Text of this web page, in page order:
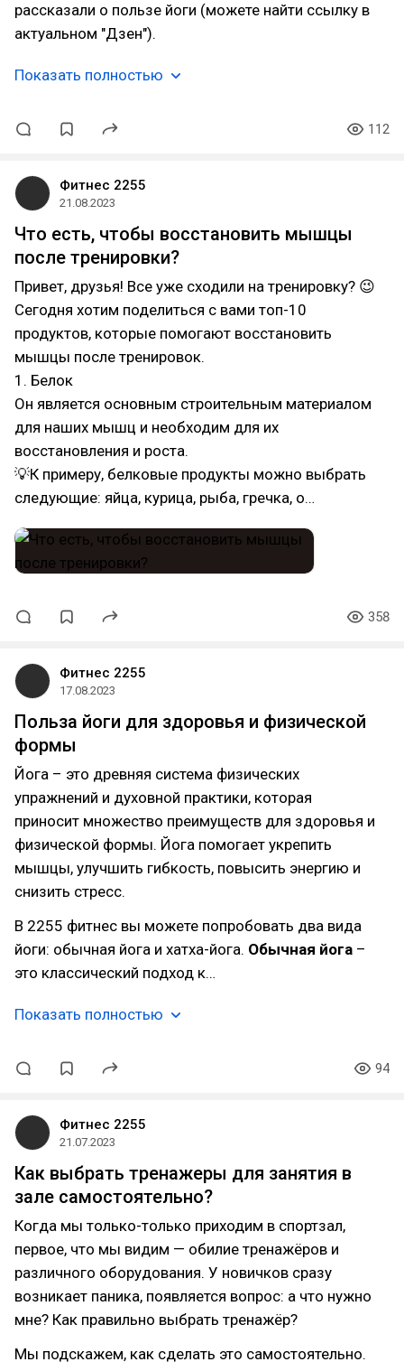
рассказали о пользе йоги (можете найти ссылку в
актуальном "Дзен").
Показать полностью
112
Фитнес 2255
21.08.2023
Что есть, чтобы восстановить мышцы
после тренировки?
Привет, друзья! Все уже сходили на тренировку? 😉
Сегодня хотим поделиться с вами топ-10
продуктов, которые помогают восстановить
мышцы после тренировок.
1. Белок
Он является основным строительным материалом
для наших мышц и необходим для их
восстановления и роста.
💡К примеру, белковые продукты можно выбрать
следующие: яйца, курица, рыба, гречка, о…
358
Фитнес 2255
17.08.2023
Польза йоги для здоровья и физической
формы
Йога – это древняя система физических
упражнений и духовной практики, которая
приносит множество преимуществ для здоровья и
физической формы. Йога помогает укрепить
мышцы, улучшить гибкость, повысить энергию и
снизить стресс.
В 2255 фитнес вы можете попробовать два вида
йоги: обычная йога и хатха-йога. Обычная йога –
это классический подход к…
Показать полностью
94
Фитнес 2255
21.07.2023
Как выбрать тренажеры для занятия в
зале самостоятельно?
Когда мы только-только приходим в спортзал,
первое, что мы видим — обилие тренажёров и
различного оборудования. У новичков сразу
возникает паника, появляется вопрос: а что нужно
мне? Как правильно выбрать тренажёр?
Мы подскажем, как сделать это самостоятельно.